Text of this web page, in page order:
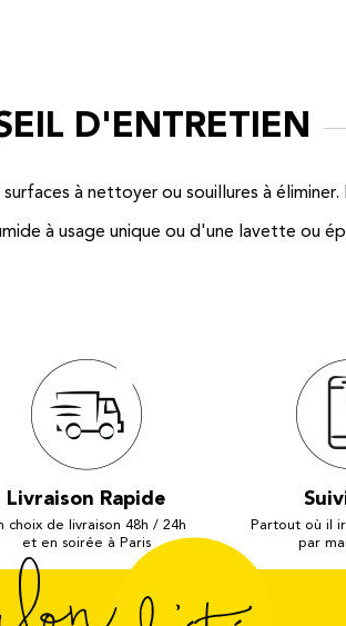
D'ENTRETIEN
à nettoyer ou souillures à éliminer.
à usage unique ou d'une lavette ou
Livraison Rapide
choix de livraison 48h / 24h
et en soirée à Paris
Partout où il
par